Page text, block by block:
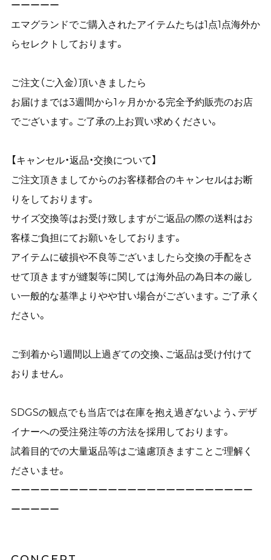
ーーーーー
エマグランドでご購入されたアイテムたちは1点1点海外か
らセレクトしております。
ご注文（ご入金）頂いきましたら
お届けまでは3週間から1ヶ月かかる完全予約販売のお店
でございます。ご了承の上お買い求めください。
【キャンセル・返品・交換について】
ご注文頂きましてからのお客様都合のキャンセルはお断
りをしております。
サイズ交換等はお受け致しますがご返品の際の送料はお
客様ご負担にてお願いをしております。
アイテムに破損や不良等ございましたら交換の手配をさ
せて頂きますが縫製等に関しては海外品の為日本の厳し
い一般的な基準よりやや甘い場合がございます。ご了承く
ださい。
ご到着から1週間以上過ぎての交換、ご返品は受け付けて
おりません。
SDGSの観点でも当店では在庫を抱え過ぎないよう、デザ
イナーへの受注発注等の方法を採用しております。
試着目的での大量返品等はご遠慮頂きますことご理解く
ださいませ。
ーーーーーーーーーーーーーーーーーーーーーーーーー
ーーーーー